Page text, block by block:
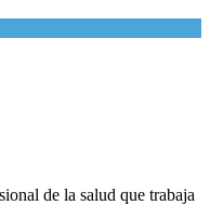
de la salud que trabaja